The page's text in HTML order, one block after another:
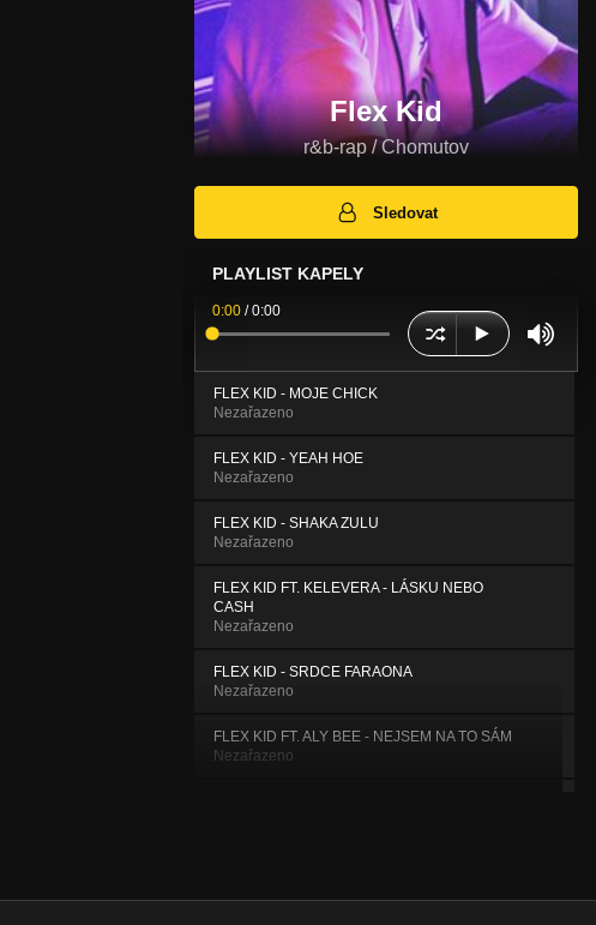
Flex Kid
r&b-rap / Chomutov
Sledovat
PLAYLIST KAPELY
0:00 /0:00
FLEX KID - MOJE CHICK
Nezařazeno
FLEX KID - YEAH HOE
Nezařazeno
FLEX KID - SHAKA ZULU
Nezařazeno
FLEX KID FT. KELEVERA - LÁSKU NEBO
CASH
Nezařazeno
FLEX KID - SRDCE FARAONA
Nezařazeno
FLEX KID FT. ALY BEE - NEJSEM NA TO SÁM
Nezařazeno